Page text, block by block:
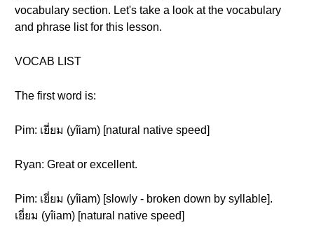
vocabulary section. Let's take a look at the vocabulary
and phrase list for this lesson.
VOCAB LIST
The first word is:
Pim: เยี่ยม (yîiam) [natural native speed]
Ryan: Great or excellent.
Pim: เยี่ยม (yîiam) [slowly - broken down by syllable].
เยี่ยม (yîiam) [natural native speed]